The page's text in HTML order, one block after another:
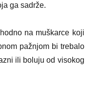
ga sadrže.
na muškarce koji
pažnjom bi trebalo
ili boluju od visokog